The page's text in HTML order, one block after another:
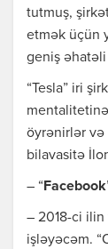
tutmuş,
etmək üçün
geniş
“Tesla” iri
öyrənirlər və
bilavasitə
– “ Facebook
– 2018-ci ilin
işləyəcəm.